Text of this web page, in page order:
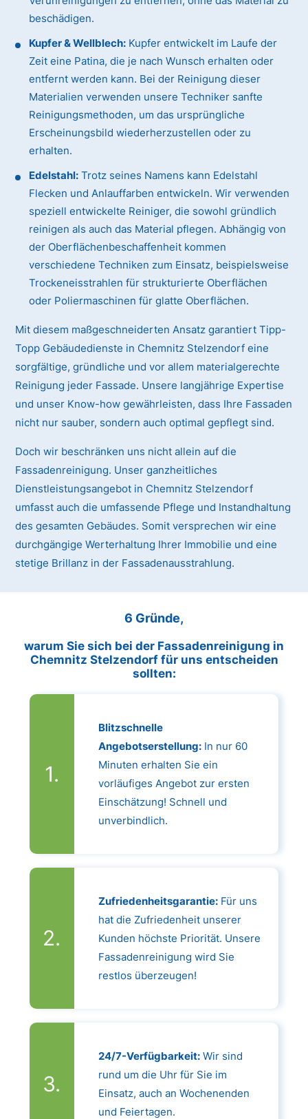
beschädigen.
Kupfer & Wellblech: Kupfer entwickelt im Laufe der
Zeit eine Patina, die je nach Wunsch erhalten oder
entfernt werden kann. Bei der Reinigung dieser
Materialien verwenden unsere Techniker sanfte
Reinigungsmethoden, um das ursprüngliche
Erscheinungsbild wiederherzustellen oder zu
erhalten.
Edelstahl: Trotz seines Namens kann Edelstahl
Flecken und Anlauffarben entwickeln. Wir verwenden
speziell entwickelte Reiniger, die sowohl gründlich
reinigen als auch das Material pflegen. Abhängig von
der Oberflächenbeschaffenheit kommen
verschiedene Techniken zum Einsatz, beispielsweise
Trockeneisstrahlen für strukturierte Oberflächen
oder Poliermaschinen für glatte Oberflächen.
Mit diesem maßgeschneiderten Ansatz garantiert Tipp-
Topp Gebäudedienste in Chemnitz Stelzendorf eine
sorgfältige, gründliche und vor allem materialgerechte
Reinigung jeder Fassade. Unsere langjährige Expertise
und unser Know-how gewährleisten, dass Ihre Fassaden
nicht nur sauber, sondern auch optimal gepflegt sind.
Doch wir beschränken uns nicht allein auf die
Fassadenreinigung. Unser ganzheitliches
Dienstleistungsangebot in Chemnitz Stelzendorf
umfasst auch die umfassende Pflege und Instandhaltung
des gesamten Gebäudes. Somit versprechen wir eine
durchgängige Werterhaltung Ihrer Immobilie und eine
stetige Brillanz in der Fassadenausstrahlung.
6 Gründe,
warum Sie sich bei der Fassadenreinigung in
Chemnitz Stelzendorf für uns entscheiden
sollten:
Blitzschnelle
Angebotserstellung:In nur 60
Minuten erhalten Sie ein
vorläufiges Angebot zur ersten
Einschätzung! Schnell und
unverbindlich.
Zufriedenheitsgarantie:Für uns
hat die Zufriedenheit unserer
Kunden höchste Priorität. Unsere
Fassadenreinigung wird Sie
restlos überzeugen!
24/7-Verfügbarkeit:Wir sind
rund um die Uhr für Sie im
Einsatz, auch an Wochenenden
und Feiertagen.